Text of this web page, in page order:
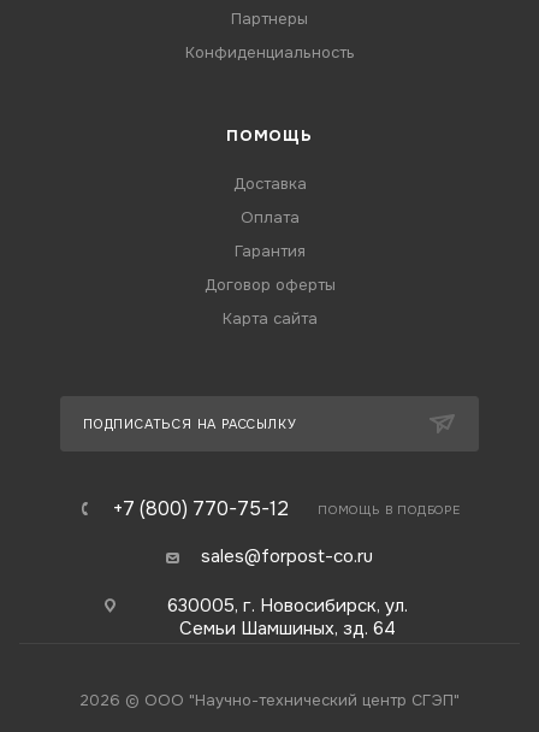
Партнеры
Конфиденциальность
ПОМОЩЬ
Доставка
Оплата
Гарантия
Договор оферты
Карта сайта
ПОДПИСАТЬСЯ НА РАССЫЛКУ
+7 (800) 770-75-12 ПОМОЩЬ В ПОДБОРЕ
sales@forpost-co.ru
630005, г. Новосибирск, ул.
Семьи Шамшиных, зд. 64
2026 © ООО "Научно-технический центр СГЭП"